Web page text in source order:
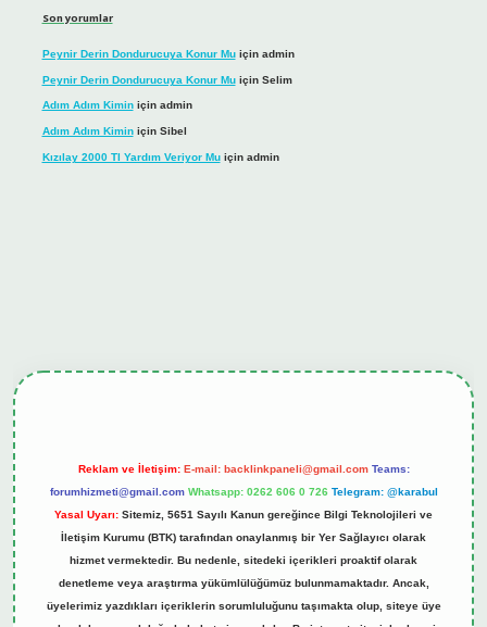
Son yorumlar
Peynir Derin Dondurucuya Konur Muiçin admin
Peynir Derin Dondurucuya Konur Muiçin Selim
Adım Adım Kiminiçin admin
Adım Adım Kiminiçin Sibel
Kızılay 2000 Tl Yardım Veriyor Muiçin admin
Reklam ve İletişim: E-mail: backlinkpaneli@gmail.com Teams:
forumhizmeti@gmail.com Whatsapp: 0262 606 0 726 Telegram: @karabul
Yasal Uyarı: Sitemiz, 5651 Sayılı Kanun gereğince Bilgi Teknolojileri ve
İletişim Kurumu (BTK) tarafından onaylanmış bir Yer Sağlayıcı olarak
hizmet vermektedir. Bu nedenle, sitedeki içerikleri proaktif olarak
denetleme veya araştırma yükümlülüğümüz bulunmamaktadır. Ancak,
üyelerimiz yazdıkları içeriklerin sorumluluğunu taşımakta olup, siteye üye